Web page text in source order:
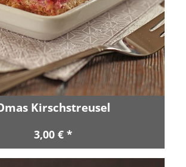
Kirschstreusel
3,00 € *